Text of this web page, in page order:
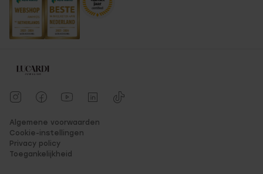
Algemene voorwaarden
Cookie-instellingen
Privacy policy
Toegankelijkheid